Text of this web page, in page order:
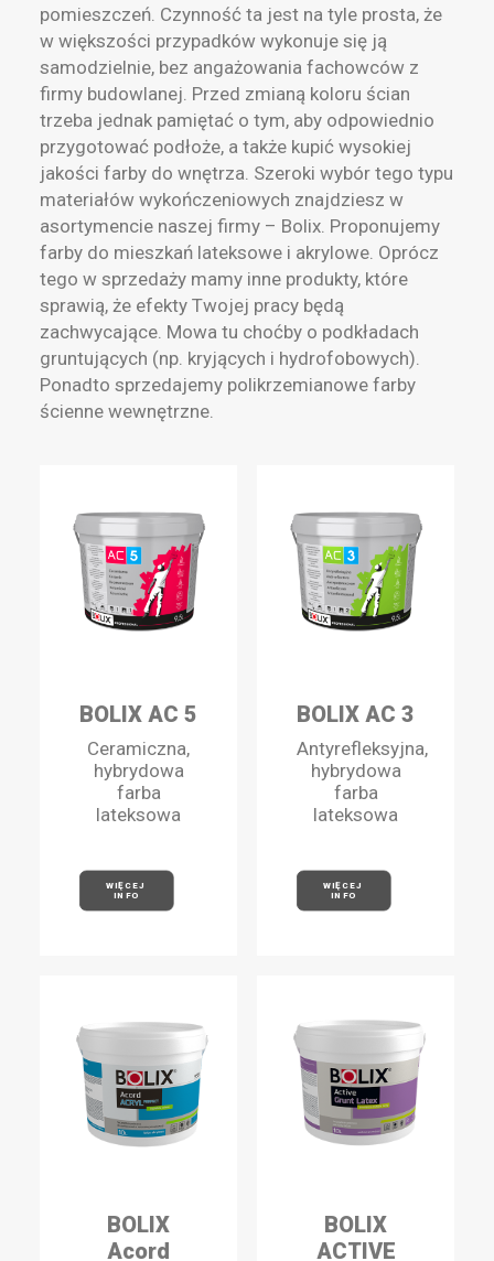
pomieszczeń. Czynność ta jest na tyle prosta, że
w większości przypadków wykonuje się ją
samodzielnie, bez angażowania fachowców z
firmy budowlanej. Przed zmianą koloru ścian
trzeba jednak pamiętać o tym, aby odpowiednio
przygotować podłoże, a także kupić wysokiej
jakości farby do wnętrza. Szeroki wybór tego typu
materiałów wykończeniowych znajdziesz w
asortymencie naszej firmy – Bolix. Proponujemy
farby do mieszkań lateksowe i akrylowe. Oprócz
tego w sprzedaży mamy inne produkty, które
sprawią, że efekty Twojej pracy będą
zachwycające. Mowa tu choćby o podkładach
gruntujących (np. kryjących i hydrofobowych).
Ponadto sprzedajemy polikrzemianowe farby
ścienne wewnętrzne.
BOLIX AC 5
Ceramiczna,
hybrydowa
farba
lateksowa
WIĘCEJ
INFO
BOLIX AC 3
Antyrefleksyjna,
hybrydowa
farba
lateksowa
WIĘCEJ
INFO
BOLIX
Acord
BOLIX
ACTIVE